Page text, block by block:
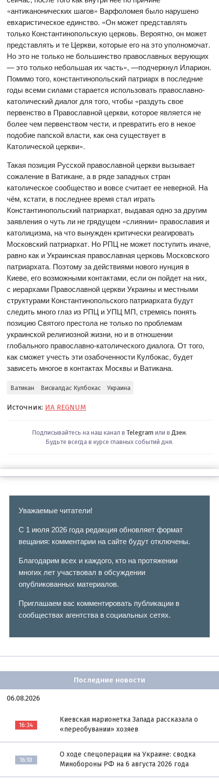
«антиканонических шагов» Варфоломея было нарушено
евхаристическое единство. «Он может представлять
только Константинопольскую церковь. Вероятно, он может
представлять и те Церкви, которые его на это уполномочат.
Но это не только не большинство православных верующих
— это только небольшая их часть», —подчеркнул Иларион.
Помимо того, константинопольский патриарх в последние
годы всеми силами старается использовать православно-
католический диалог для того, чтобы «раздуть свое
первенство в Православной церкви, которое является не
более чем первенством чести, и превратить его в некое
подобие папской власти, как она существует в
Католической церкви».
Такая позиция Русской православной церкви вызывает
сожаление в Ватикане, а в ряде западных стран
католическое сообщество и вовсе считает ее неверной. На
чём, кстати, в последнее время стал играть
Константинопольский патриархат, выдавая одно за другим
заявления о чуть ли не грядущем «слиянии» православия и
католицизма, на что вынужден критически реагировать
Московский патриархат. Но РПЦ не может поступить иначе,
равно как и Украинская православная церковь Московского
патриархата. Поэтому за действиями нового нунция в
Киеве, его возможными контактами, если он пойдет на них,
с иерархами Православной церкви Украины и местными
структурами Константинопольского патриархата будут
следить много глаз из РПЦ и УПЦ МП, стремясь понять
позицию Святого престола не только по проблемам
украинской религиозной жизни, но и в отношении
глобального православно-католического диалога. От того,
как сможет учесть эти озабоченности Кулбокас, будет
зависеть многое в контактах Москвы и Ватикана.
Ватикан Висвалдас Кулбокас Украина
Источник: ИА REGNUM
Подписывайтесь на наш канал в Telegram или в Дзен.
Будьте всегда в курсе главных событий дня.
Уважаемые читатели!
С 1 июля 2026 года редакция обновляет формат
вещания: комментарии на сайте будут отключены.
Благодарим всех и каждого, кто на протяжении
многих лет участвовал в обсуждении
опубликованных материалов.
Приглашаем вас комментировать публикации в
сообществах агентства в социальных сетях.
Последние новости
06.08.2026
16:34
Киевская марионетка Запада рассказала о
«переобувании» хозяев
16:10
О ходе спецоперации на Украине: сводка
Минобороны РФ на 6 августа 2026 года